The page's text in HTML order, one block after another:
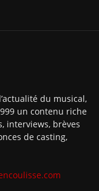
du musical,
un contenu riche
interviews, brèves
de casting,